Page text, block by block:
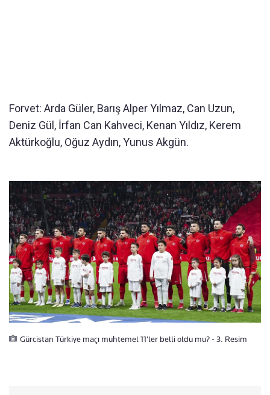
Forvet: Arda Güler, Barış Alper Yılmaz, Can Uzun,
Deniz Gül, İrfan Can Kahveci, Kenan Yıldız, Kerem
Aktürkoğlu, Oğuz Aydın, Yunus Akgün.
Gürcistan Türkiye maçı muhtemel 11'ler belli oldu mu? - 3. Resim